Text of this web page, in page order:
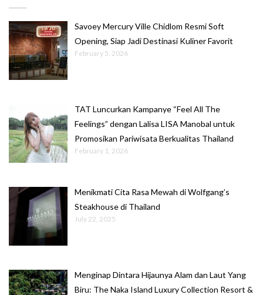
Savoey Mercury Ville Chidlom Resmi Soft
Opening, Siap Jadi Destinasi Kuliner Favorit
February 5, 2026
TAT Luncurkan Kampanye “Feel All The
Feelings” dengan Lalisa LISA Manobal untuk
Promosikan Pariwisata Berkualitas Thailand
February 1, 2026
Menikmati Cita Rasa Mewah di Wolfgang’s
Steakhouse di Thailand
July 22, 2025
Menginap Dintara Hijaunya Alam dan Laut Yang
Biru: The Naka Island Luxury Collection Resort &